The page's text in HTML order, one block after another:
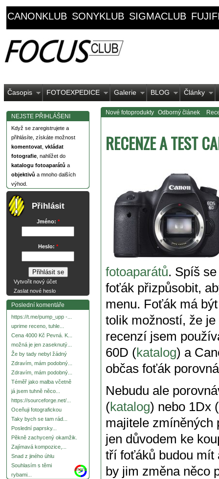
CANONKLUB SONYKLUB SIGMACLUB
Časopis FOTOEXPEDICE Galerie BLOG Články
NEJSTE PŘIHLÁŠENI
Když se zaregistrujete a
přihlásíte, získáte možnost
komentovat vkládat
fotografie , nahlížet do
katalogu fotoaparátů a
objektivů a mnoho dalších
výhod.
Přihlásit
Jméno: *
Heslo: *
Vytvořit nový účet
Zaslat nové heslo
Poslední komentáře
https://t.me/pump_upp -...
uprime receno, tuhle...
Cena 4000 Kč Pevná. K...
možná je jen zaseknutý...
Že by tady nebyl žádný
Zdravím, mám podobný...
Zdravím, mám podobný...
Téměř jako malba včetně
já jsem tuhně něco...
https://sourceforge.net/...
Oceňuji fotografickou
Taky bych se tam rád...
Poslední paprsky...
Pěkně zachycený okamžik.
Zajímavá kompozice,...
Snad z jiného úhlu
Souhlasím s těmi
rybami...
more
Nové fotoprodukty Odborný článek
RECENZE A TEST
fotoaparátů. Spíš
foťák přizpůsobit,
menu. Foťák má
tolik možností, že
recenzí jsem
60D (katalog) a
občas foťák
Nebudu ale
(katalog) nebo 1Dx
majitele zmíněných
jen důvodem ke
tří foťáků budou mít
by jim změna něco